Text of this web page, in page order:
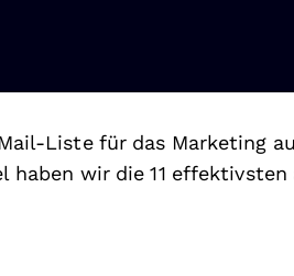
Liste für das Marketing
haben wir die 11